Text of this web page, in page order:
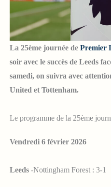
La 25ème journée de Premier
soir avec le succès de Leeds
samedi, on suivra avec
United et Tottenham.
Le programme de la 25ème
Vendredi 6 février 2026
Leeds -Nottingham Forest : 3-1